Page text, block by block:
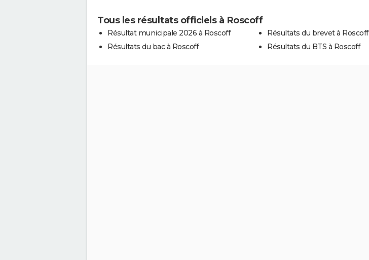
Tous les résultats officiels à Roscoff
Résultat municipale 2026 à Roscoff
Résultats du bac à Roscoff
Résultats du brevet à Roscoff
Résultats du BTS à Roscoff